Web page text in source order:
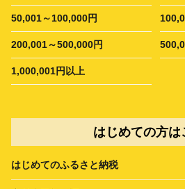
50,001～100,000円
200,001～500,000円
1,000,001円以上
はじめての方は
はじめてのふるさと納税